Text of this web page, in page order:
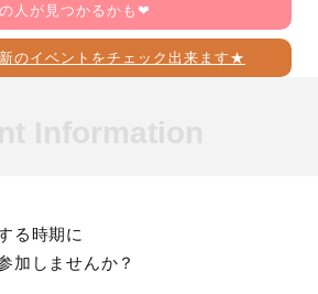
人が見つかるかも❤
のイベントをチェック出来ます★
る時期に
加しませんか？